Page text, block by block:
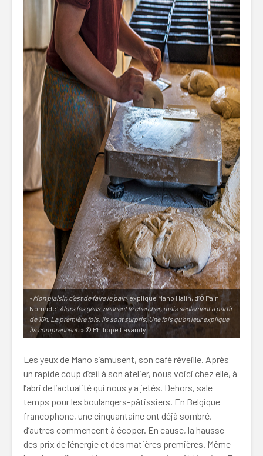
«Mon plaisir, c’est de faire le pain, explique Mano Halin, d’Ô Pain
Nomade. Alors les gens viennent le chercher, mais seulement à partir
de 16h. La première fois, ils sont surpris. Une fois qu’on leur explique,
ils comprennent. » © Philippe Lavandy
Les yeux de Mano s’amusent, son café réveille. Après
un rapide coup d’œil à son atelier, nous voici chez elle, à
l’abri de l’actualité qui nous y a jetés. Dehors, sale
temps pour les boulangers-pâtissiers. En Belgique
francophone, une cinquantaine ont déjà sombré,
d’autres commencent à écoper. En cause, la hausse
des prix de l’énergie et des matières premières. Même